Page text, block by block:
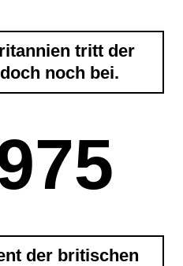
tritt der
noch bei.
der britischen